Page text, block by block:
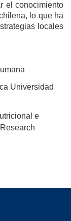
el conocimiento
lo que ha
locales
Universidad
e